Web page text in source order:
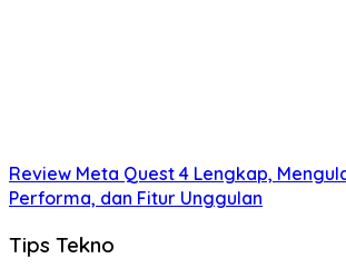
Review Meta Quest 4 Lengkap,
Performa, dan Fitur Unggulan
Tips Tekno